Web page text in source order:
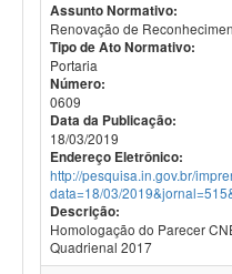
Assunto Normativo:
Renovação de
Tipo de Ato Normativo:
Portaria
Número:
0609
Data da Publicação:
18/03/2019
Endereço Eletrônico:
http://pesquisa.in.gov.br/
data=18/03/
Descrição:
Homologação do Parecer
Quadrienal 2017